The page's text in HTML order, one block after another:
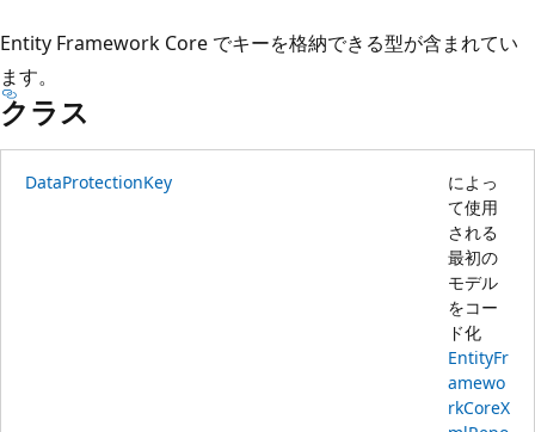
Entity Framework Core でキーを格納できる型が含まれてい
ます。
クラス
DataProtectionKey
によっ
て使用
される
最初の
モデル
をコー
ド化
EntityFr
amewo
rkCoreX